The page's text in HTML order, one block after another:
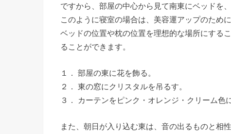
ですから、部屋の中心から見て南東にベッドを
このように寝室の場合は、美容運アップのため
ベッドの位置や枕の位置を理想的な場所にする
ることができます。
１． 部屋の東に花を飾る。
２． 東の窓にクリスタルを吊るす。
３． カーテンをピンク・オレンジ・クリーム色
また、朝日が入り込む東は、音の出るものと相